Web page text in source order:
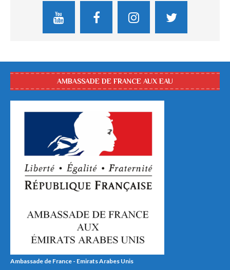
AMBASSADE DE FRANCE AUX EAU
Ambassade de France - Emirats Arabes Unis